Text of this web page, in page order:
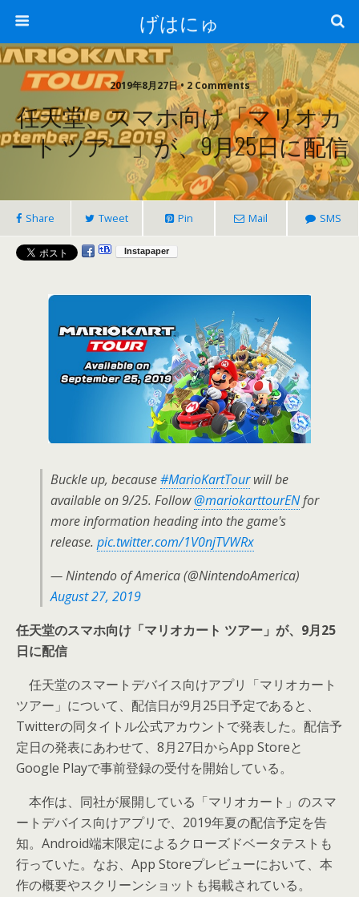
げはにゅ
2019年8月27日 • 2 Comments
任天堂、スマホ向け「マリオカ
ート ツアー」が、9月25日に配信
Share Tweet Pin Mail SMS
Buckle up, because#MarioKartTourwill be
available on 9/25. Follow@mariokarttourENfor
more information heading into the game's
release. pic.twitter.com/1V0njTVWRx
— Nintendo of America (@NintendoAmerica)
August 27, 2019
任天堂のスマホ向け「マリオカート ツアー」が、9月25
日に配信
任天堂のスマートデバイス向けアプリ「マリオカート
ツアー」について、配信日が9月25日予定であると、
Twitterの同タイトル公式アカウントで発表した。配信予
定日の発表にあわせて、8月27日からApp Storeと
Google Playで事前登録の受付を開始している。
本作は、同社が展開している「マリオカート」のスマ
ートデバイス向けアプリで、2019年夏の配信予定を告
知。Android端末限定によるクローズドベータテストも
行っていた。なお、App Storeプレビューにおいて、本
作の概要やスクリーンショットも掲載されている。